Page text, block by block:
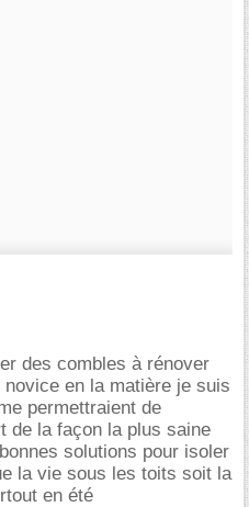
des combles à rénover
en la matière je suis
permettraient de
de la façon la plus saine
solutions pour isoler
la vie sous les toits soit la
en été